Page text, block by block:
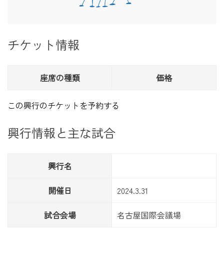
チケット情報
座席の種類 価格
この興行のチケットを予約する
興行情報と主な試合
興行名
開催日 2024.3.31
試合会場 名古屋国際会議場